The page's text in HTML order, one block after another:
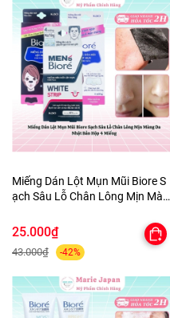
Miếng Dán Lột Mụn Mũi Biore S
ạch Sâu Lỗ Chân Lông Mịn Màn
25.000₫
43.000₫ -42%